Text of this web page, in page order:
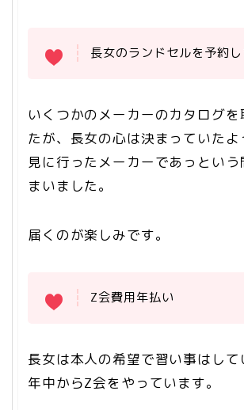
長女のランドセルを予約し
いくつかのメーカーのカタログを
たが、長女の心は決まっていたよ
見に行ったメーカーであっという
まいました。
届くのが楽しみです。
Z会費用年払い
長女は本人の希望で習い事はして
年中からZ会をやっています。